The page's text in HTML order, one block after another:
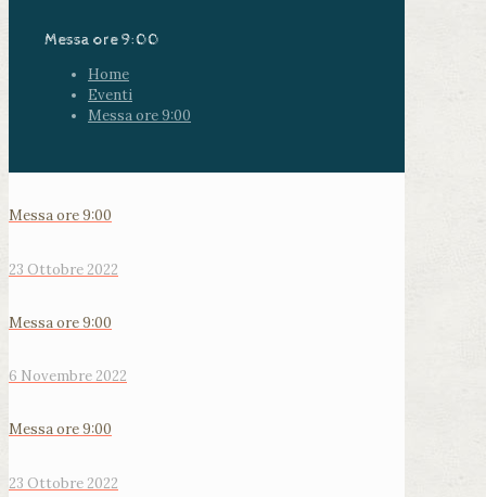
Messa ore 9:00
Home
Eventi
Messa ore 9:00
Messa ore 9:00
23 Ottobre 2022
Messa ore 9:00
6 Novembre 2022
Messa ore 9:00
23 Ottobre 2022